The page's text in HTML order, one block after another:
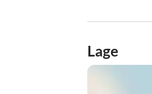
Lage